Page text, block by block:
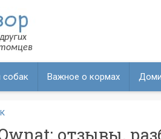
собак Важное о кормах
отзывы,